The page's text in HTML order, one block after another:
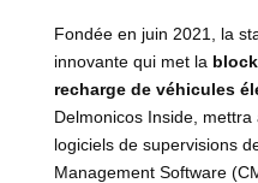
Fondée en juin 2021, la
innovante qui met la
recharge de véhicules
Delmonicos Inside,
logiciels de supervisions
Management Software